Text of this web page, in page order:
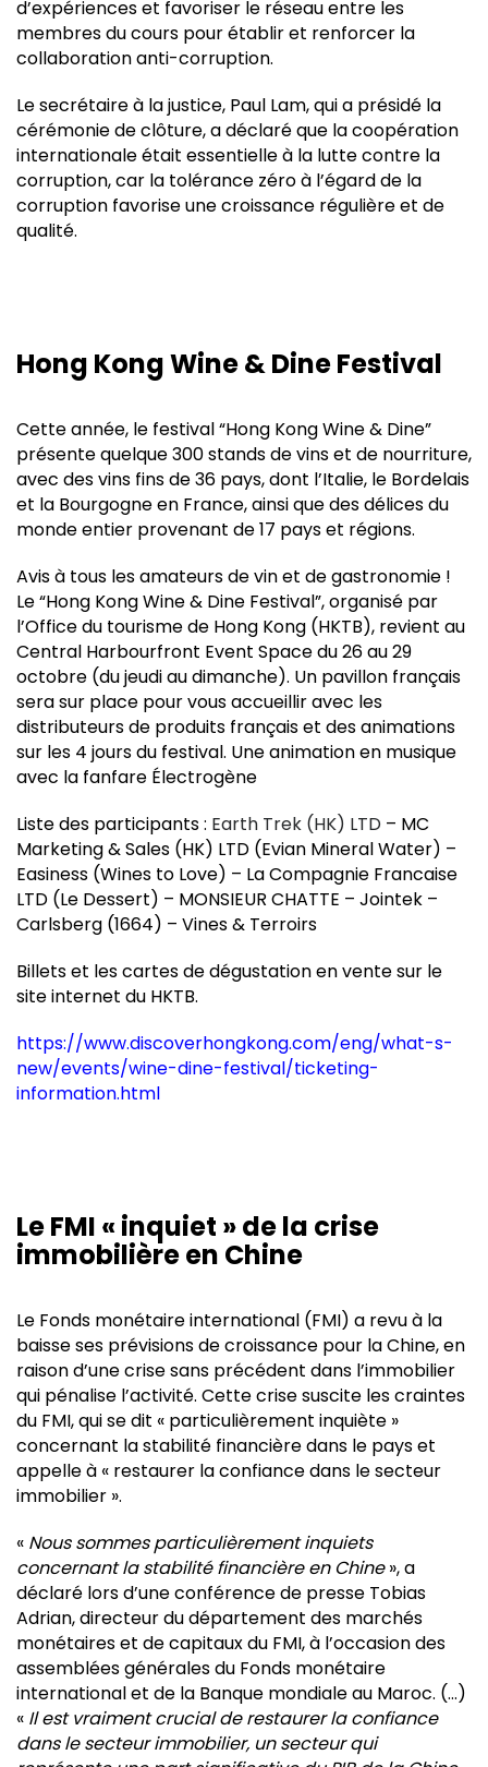
d’expériences et favoriser le réseau entre les
membres du cours pour établir et renforcer la
collaboration anti-corruption.
Le secrétaire à la justice, Paul Lam, qui a présidé la
cérémonie de clôture, a déclaré que la coopération
internationale était essentielle à la lutte contre la
corruption, car la tolérance zéro à l’égard de la
corruption favorise une croissance régulière et de
qualité.
Hong Kong Wine & Dine Festival
Cette année, le festival “Hong Kong Wine & Dine”
présente quelque 300 stands de vins et de nourriture,
avec des vins fins de 36 pays, dont l’Italie, le Bordelais
et la Bourgogne en France, ainsi que des délices du
monde entier provenant de 17 pays et régions.
Avis à tous les amateurs de vin et de gastronomie !
Le “Hong Kong Wine & Dine Festival”, organisé par
l’Office du tourisme de Hong Kong (HKTB), revient au
Central Harbourfront Event Space du 26 au 29
octobre (du jeudi au dimanche). Un pavillon français
sera sur place pour vous accueillir avec les
distributeurs de produits français et des animations
sur les 4 jours du festival. Une animation en musique
avec la fanfare Électrogène
Liste des participants : Earth Trek (HK) LTD – MC
Marketing & Sales (HK) LTD (Evian Mineral Water) –
Easiness (Wines to Love) – La Compagnie Francaise
LTD (Le Dessert) – MONSIEUR CHATTE – Jointek –
Carlsberg (1664) – Vines & Terroirs
Billets et les cartes de dégustation en vente sur le
site internet du HKTB.
https://www.discoverhongkong.com/eng/what-s-
new/events/wine-dine-festival/ticketing-
information.html
Le FMI « inquiet » de la crise
immobilière en Chine
Le Fonds monétaire international (FMI) a revu à la
baisse ses prévisions de croissance pour la Chine, en
raison d’une crise sans précédent dans l’immobilier
qui pénalise l’activité. Cette crise suscite les craintes
du FMI, qui se dit « particulièrement inquiète »
concernant la stabilité financière dans le pays et
appelle à « restaurer la confiance dans le secteur
immobilier ».
« Nous sommes particulièrement inquiets
concernant la stabilité financière en Chine», a
déclaré lors d’une conférence de presse Tobias
Adrian, directeur du département des marchés
monétaires et de capitaux du FMI, à l’occasion des
assemblées générales du Fonds monétaire
international et de la Banque mondiale au Maroc. (…)
« Il est vraiment crucial de restaurer la confiance
dans le secteur immobilier, un secteur qui